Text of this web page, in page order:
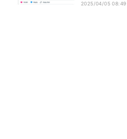
2025/04/05 08:49